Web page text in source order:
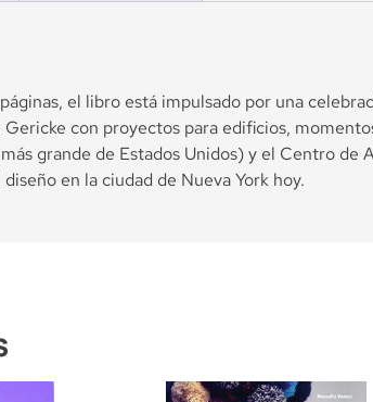
el libro está impulsado por una
con proyectos para edificios,
grande de Estados Unidos) y el Centro
en la ciudad de Nueva York hoy.